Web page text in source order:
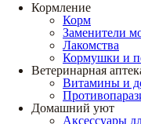
Кормление
Корм
Заменители
Лакомства
Кормушки и
Ветеринарная
Витамины и
Домашний уют
Аксессуары